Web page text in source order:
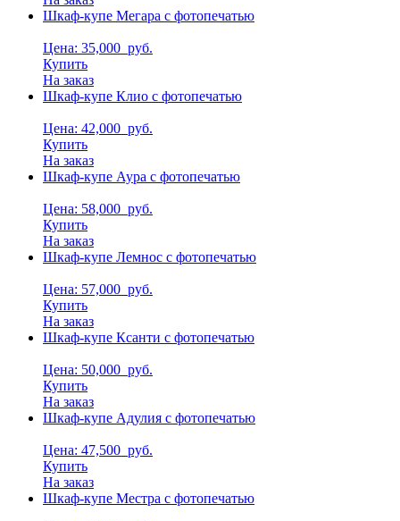
Шкаф-купе Мегара с фотопечатью
Цена: 35,000 руб.
Купить
На заказ
Шкаф-купе Клио с фотопечатью
Цена: 42,000 руб.
Купить
На заказ
Шкаф-купе Аура с фотопечатью
Цена: 58,000 руб.
Купить
На заказ
Шкаф-купе Лемнос с фотопечатью
Цена: 57,000 руб.
Купить
На заказ
Шкаф-купе Ксанти с фотопечатью
Цена: 50,000 руб.
Купить
На заказ
Шкаф-купе Адулия с фотопечатью
Цена: 47,500 руб.
Купить
На заказ
Шкаф-купе Местра с фотопечатью